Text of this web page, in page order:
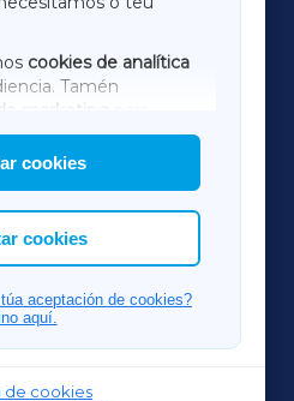
cookies de analítica
Tamén
marketing
terceiros.
a elección das
cookies
cookies
aceptación de cookies?
aquí.
de cookies